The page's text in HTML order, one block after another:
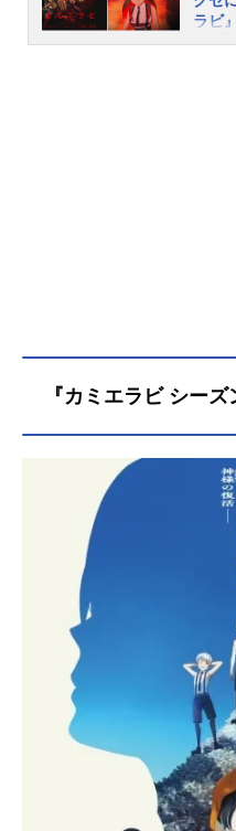
ラビ
「あ
いる
アニ
お届
筆者
なき
と。
のポ
の魅
のバ
ル”
い浮
であ
い、
けが
るこ
持た
しょ
『カミエラビ シー